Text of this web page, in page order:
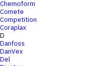
Chemoform
Comete
Competition
Coraplax
D
Danfoss
DanVex
Del